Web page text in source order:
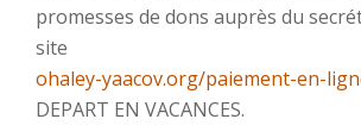
promesses de dons auprès du
site
ohaley-yaacov.org/paiement-en-
DEPART EN VACANCES.